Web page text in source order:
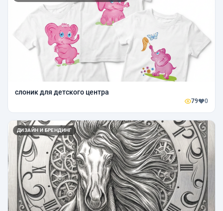
слоник для детского центра
79 0
ДИЗАЙН И БРЕНДИНГ